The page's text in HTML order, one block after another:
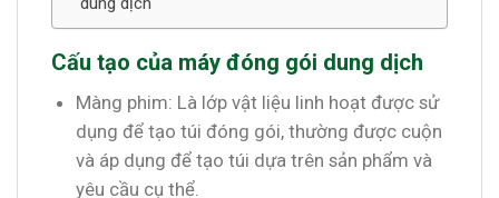
Cấu tạo của máy đóng gói dung dịch
Màng phim: Là lớp vật liệu linh hoạt được sử
dụng để tạo túi đóng gói, thường được cuộn
và áp dụng để tạo túi dựa trên sản phẩm và
yêu cầu cụ thể.